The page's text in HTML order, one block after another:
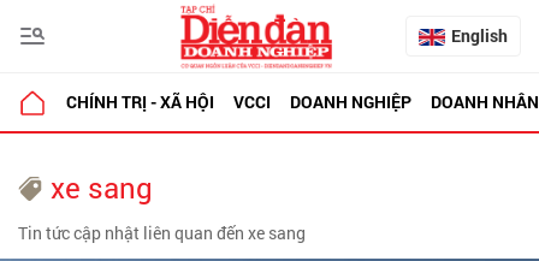
English
CHÍNH TRỊ - XÃ HỘI VCCI DOANH NGHIỆP DOANH NHÂN
xe sang
Tin tức cập nhật liên quan đến xe sang